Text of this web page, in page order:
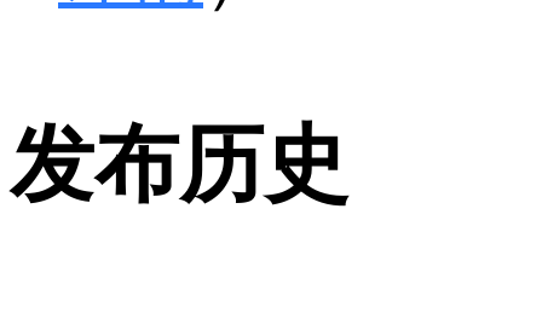
发布历史